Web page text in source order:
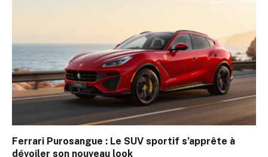
Ferrari Purosangue : Le SUV sportif s’apprête à
dévoiler son nouveau look